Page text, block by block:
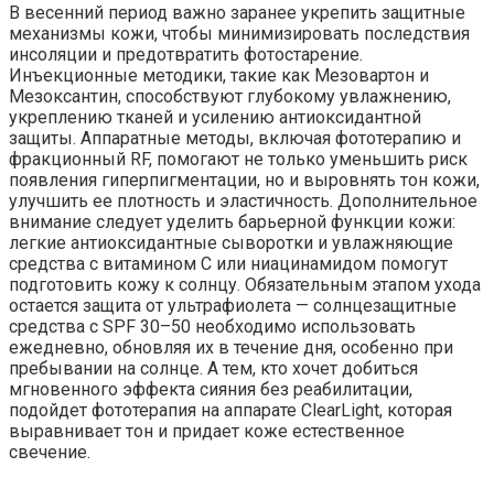
В весенний период важно заранее укрепить защитные
механизмы кожи, чтобы минимизировать последствия
инсоляции и предотвратить фотостарение.
Инъекционные методики, такие как Мезовартон и
Мезоксантин, способствуют глубокому увлажнению,
укреплению тканей и усилению антиоксидантной
защиты. Аппаратные методы, включая фототерапию и
фракционный RF, помогают не только уменьшить риск
появления гиперпигментации, но и выровнять тон кожи,
улучшить ее плотность и эластичность. Дополнительное
внимание следует уделить барьерной функции кожи:
легкие антиоксидантные сыворотки и увлажняющие
средства с витамином C или ниацинамидом помогут
подготовить кожу к солнцу. Обязательным этапом ухода
остается защита от ультрафиолета — солнцезащитные
средства с SPF 30–50 необходимо использовать
ежедневно, обновляя их в течение дня, особенно при
пребывании на солнце. А тем, кто хочет добиться
мгновенного эффекта сияния без реабилитации,
подойдет фототерапия на аппарате ClearLight, которая
выравнивает тон и придает коже естественное
свечение.